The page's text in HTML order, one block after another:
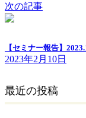
次の記事
【セミナー報告】
2023年2月10日
最近の投稿